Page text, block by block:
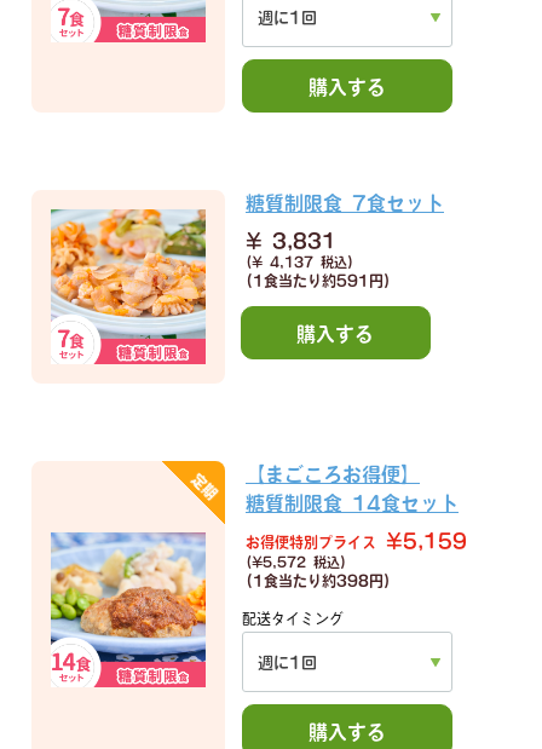
購入する
糖質制限食 7食セット
¥ 3,831
(¥ 4,137 税込)
(1食当たり約591円)
購入する
【まごころお得便】
糖質制限食 14食セット
お得便特別プライス ¥5,159
(¥5,572 税込)
(1食当たり約398円)
配送タイミング
購入する